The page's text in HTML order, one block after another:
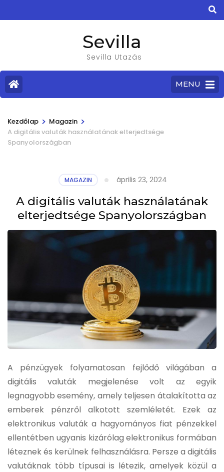
Sevilla
Sevilla Utazás
MENU
Kezdőlap > Magazin >
A digitális valuták használatának elterjedtsége
Spanyolországban
MAGAZIN április 23, 2024
A digitális valuták használatának
elterjedtsége Spanyolországban
A pénzügyek folyamatosan fejlődő világában a
digitális valuták megjelenése volt az egyik
legnagyobb esemény, amely teljesen átalakította az
emberek pénzről alkotott szemléletét. Ezek az
elektronikus valuták a hagyományos fiat pénzekkel
ellentétben ugyanis kizárólag elektronikus formában
léteznek és kerülnek felhasználásra. Persze a digitális
valutáknak több típusai is létezik, amelyek közül a